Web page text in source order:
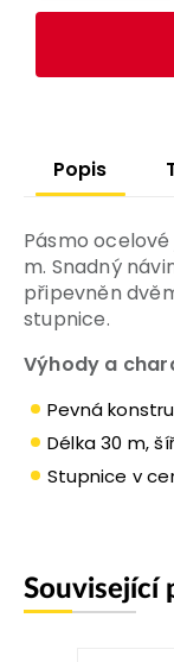
Popis
Pásmo
m. Snadný
připevněn
stupnice.
Výhody a
Pevná
Délka 30 m,
Stupnice v
Související